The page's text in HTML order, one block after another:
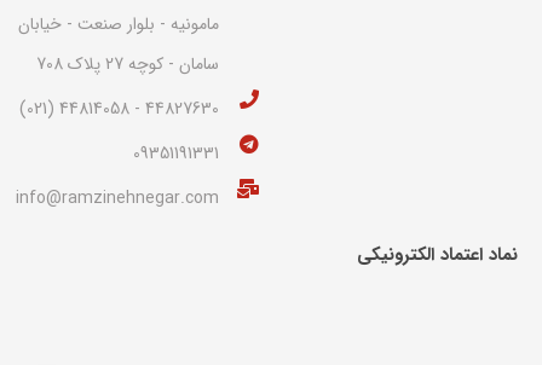
مامونیه - بلوار صنعت - خیابان
سامان - کوچه 27 پلاک 708
44827630 - 44814058 (021)
09351191331
info@ramzinehnegar.com
نماد اعتماد الکترونیکی​